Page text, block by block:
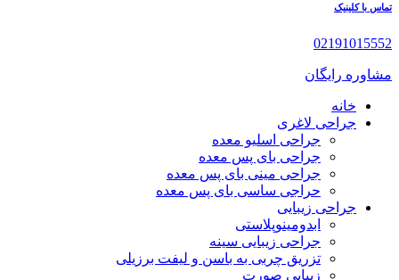
تماس با کلینیک
02191015552
مشاوره رایگان
خانه
جراحی لاغری
جراحی اسلیو معده
جراحی بای پس معده
جراحی مینی بای پس معده
حراجی ساسی بای پس معده
جراحی زیبایی
ابدومینوپلاستی
جراحی زیبایی سینه
تزریق چربی به باسن و لیفت برزیلی
زیبایی صورت